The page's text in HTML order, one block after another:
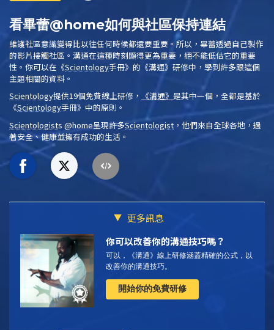
看畢蕾@home如何與社區保持連結
維護社區意識變得比以往任何時候都還要重要。所以，畢蕾透過自己製作
的影片接觸社區。溝通在這種時刻顯得更為重要，絕不能低估它的重要
性。你可以在 《Scientology手冊》 的 《溝通》 研修中，學到許多跟這個
主題相關的資料。
Scientology提供19個免費線上研修， 《溝通》 是其中一個，全都是基於
《Scientology手冊》 中的原則。
Scientologists @home呈現許多Scientologist ，他們來自全球各地，過
著安全、健康並擁有成功的生活。
更多訊息
你可以改善你的溝通技巧嗎？
可以，《溝通》線上研修涵蓋精確的公式，以
改善你的溝通技巧。
開始你的免費研修